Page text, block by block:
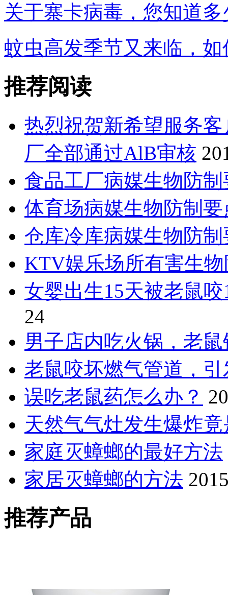
关于寨卡病毒，您知道多
蚊虫高发季节又来临，
推荐阅读
热烈祝贺新希望服务
厂全部通过AlB审核
食品工厂病媒生物防制
体育场病媒生物防制要
仓库冷库病媒生物防制
KTV娱乐场所有害生
女婴出生15天被老鼠
24
男子店内吃火锅，老
老鼠咬坏燃气管道，
误吃老鼠药怎么办？
天然气气灶发生爆炸
家庭灭蟑螂的最好方法
家居灭蟑螂的方法
推荐产品